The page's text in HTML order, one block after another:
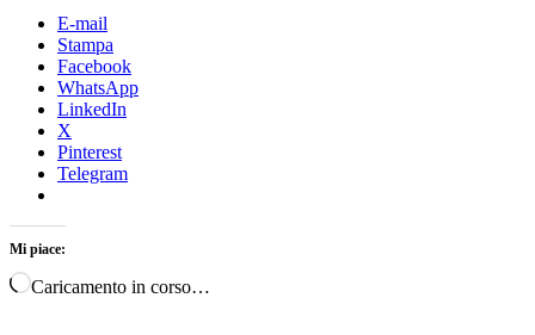
E-mail
Stampa
Facebook
WhatsApp
LinkedIn
X
Pinterest
Telegram
Mi piace:
Caricamento in corso…